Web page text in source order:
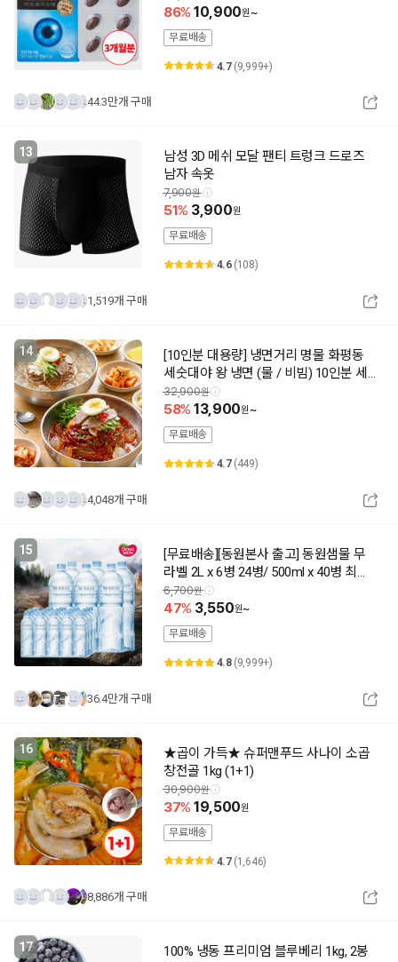
86 10,900
~
무료배송
4.7 (9,999+)
44.3만개 구매
13
남성 3D 메쉬 모달 팬티 트렁크 드로즈
남자 속옷
7,900
51 3,900
무료배송
4.6 (108)
1,519개 구매
14
[10인분 대용량] 냉면거리 명물 화평동
세숫대야 왕 냉면 (물 / 비빔) 10인분 세
트
32,900
58 13,900
~
무료배송
4.7 (449)
4,048개 구매
15
[무료배송][동원본사 출고] 동원샘물 무
라벨 2L x 6병 24병/ 500ml x 40병 최근
제조 상품출고 동원공식대리점
6,700
47 3,550
~
무료배송
4.8 (9,999+)
36.4만개 구매
16
★곱이 가득★ 슈퍼맨푸드 사나이 소곱
창전골 1kg (1+1)
30,900
37 19,500
무료배송
4.7 (1,646)
8,886개 구매
17 100% 냉동 프리미엄 블루베리 1kg, 2봉